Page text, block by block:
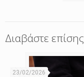
Διαβάστε επίσης
23/02/2026